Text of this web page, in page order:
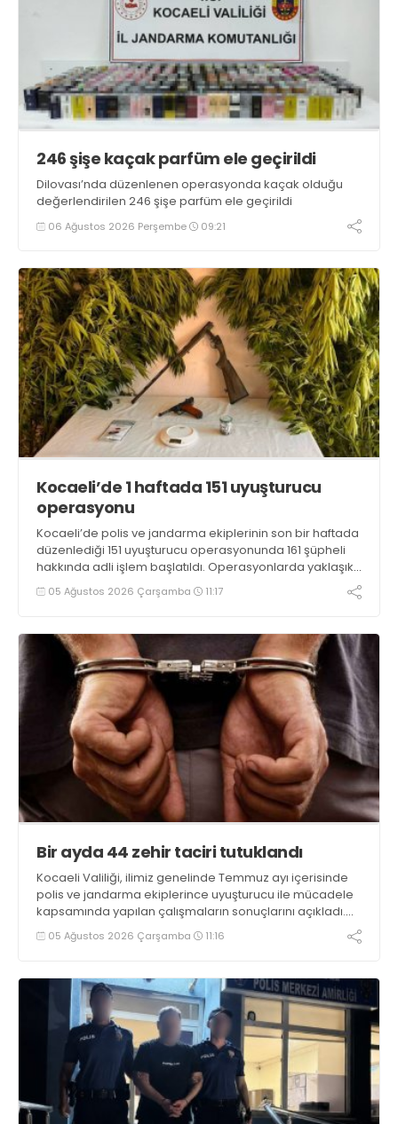
246 şişe kaçak parfüm ele geçirildi
Dilovası’nda düzenlenen operasyonda kaçak olduğu
değerlendirilen 246 şişe parfüm ele geçirildi
06 Ağustos 2026 Perşembe 09:21
Kocaeli’de 1 haftada 151 uyuşturucu
operasyonu
Kocaeli’de polis ve jandarma ekiplerinin son bir haftada
düzenlediği 151 uyuşturucu operasyonunda 161 şüpheli
hakkında adli işlem başlatıldı. Operasyonlarda yaklaşık
2 kilogram uyuşturucu madde ile 121 kök kenevir bitkisi
ele geçirilirken, 9 şüpheli tutuklandı
05 Ağustos 2026 Çarşamba 11:17
Bir ayda 44 zehir taciri tutuklandı
Kocaeli Valiliği, ilimiz genelinde Temmuz ayı içerisinde
polis ve jandarma ekiplerince uyuşturucu ile mücadele
kapsamında yapılan çalışmaların sonuçlarını açıkladı.
Çalışmalar sonucunda uyuşturucu ve uyarıcı madde
kullanan, ticaretini ve sevkiyatını yapan 44 şahıs
05 Ağustos 2026 Çarşamba 11:16